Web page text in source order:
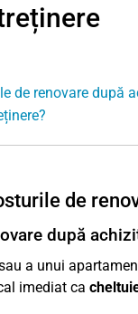
de renovare după
de
după
a unui
imediat ca